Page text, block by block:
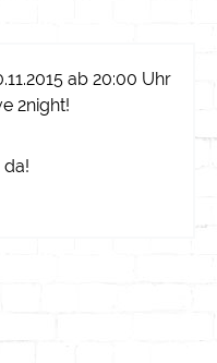
ab 20:00 Uhr
2night!
da!